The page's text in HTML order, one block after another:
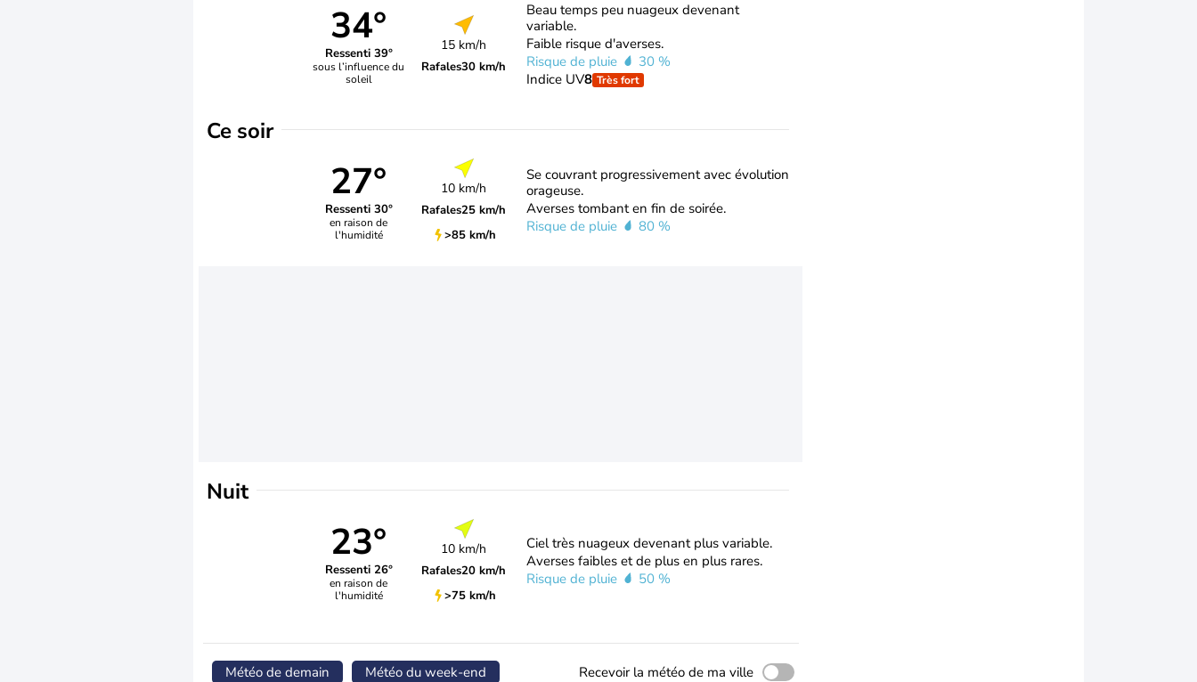
34°
Ressenti 39°
sous l’influence du
soleil
15 km/h
Rafales30 km/h
Beau temps peu nuageux devenant
variable.
Faible risque d'averses.
Risque de pluie
30 %
Indice UV8 Très fort
Ce soir
27°
Ressenti 30°
en raison de
l'humidité
10 km/h
Rafales25 km/h
>85 km/h
Se couvrant progressivement avec évolution
orageuse.
Averses tombant en fin de soirée.
Risque de pluie
80 %
Nuit
23°
Ressenti 26°
en raison de
l'humidité
10 km/h
Rafales20 km/h
>75 km/h
Ciel très nuageux devenant plus variable.
Averses faibles et de plus en plus rares.
Risque de pluie
50 %
Météo de demain Météo du week-end Recevoir la météo de ma ville